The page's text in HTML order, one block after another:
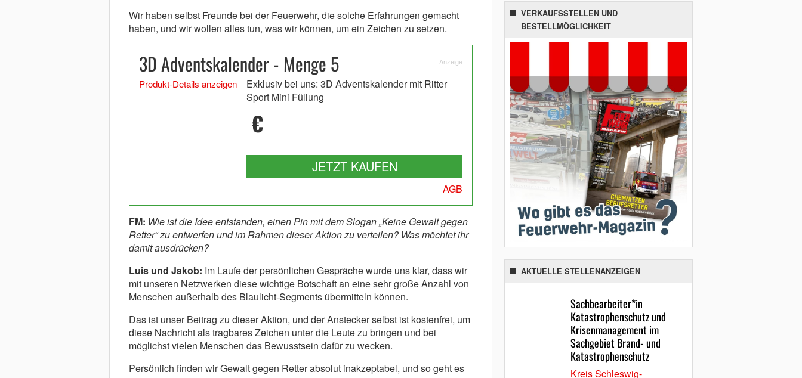
Wir haben selbst Freunde bei der Feuerwehr, die solche Erfahrungen gemacht
haben, und wir wollen alles tun, was wir können, um ein Zeichen zu setzen.
3D Adventskalender - Menge 5 Anzeige
Produkt-Details anzeigen
Exklusiv bei uns: 3D Adventskalender mit Ritter
Sport Mini Füllung
€
JETZT KAUFEN
AGB
FM: Wie ist die Idee entstanden, einen Pin mit dem Slogan „Keine Gewalt gegen
Retter“ zu entwerfen und im Rahmen dieser Aktion zu verteilen? Was möchtet ihr
damit ausdrücken?
Luis und Jakob: Im Laufe der persönlichen Gespräche wurde uns klar, dass wir
mit unseren Netzwerken diese wichtige Botschaft an eine sehr große Anzahl von
Menschen außerhalb des Blaulicht-Segments übermitteln können.
Das ist unser Beitrag zu dieser Aktion, und der Anstecker selbst ist kostenfrei, um
diese Nachricht als tragbares Zeichen unter die Leute zu bringen und bei
möglichst vielen Menschen das Bewusstsein dafür zu wecken.
Persönlich finden wir Gewalt gegen Retter absolut inakzeptabel, und so geht es
VERKAUFSSTELLEN UND
BESTELLMÖGLICHKEIT
AKTUELLE STELLENANZEIGEN
Sachbearbeiter*in
Katastrophenschutz und
Krisenmanagement im
Sachgebiet Brand- und
Katastrophenschutz
Kreis Schleswig-